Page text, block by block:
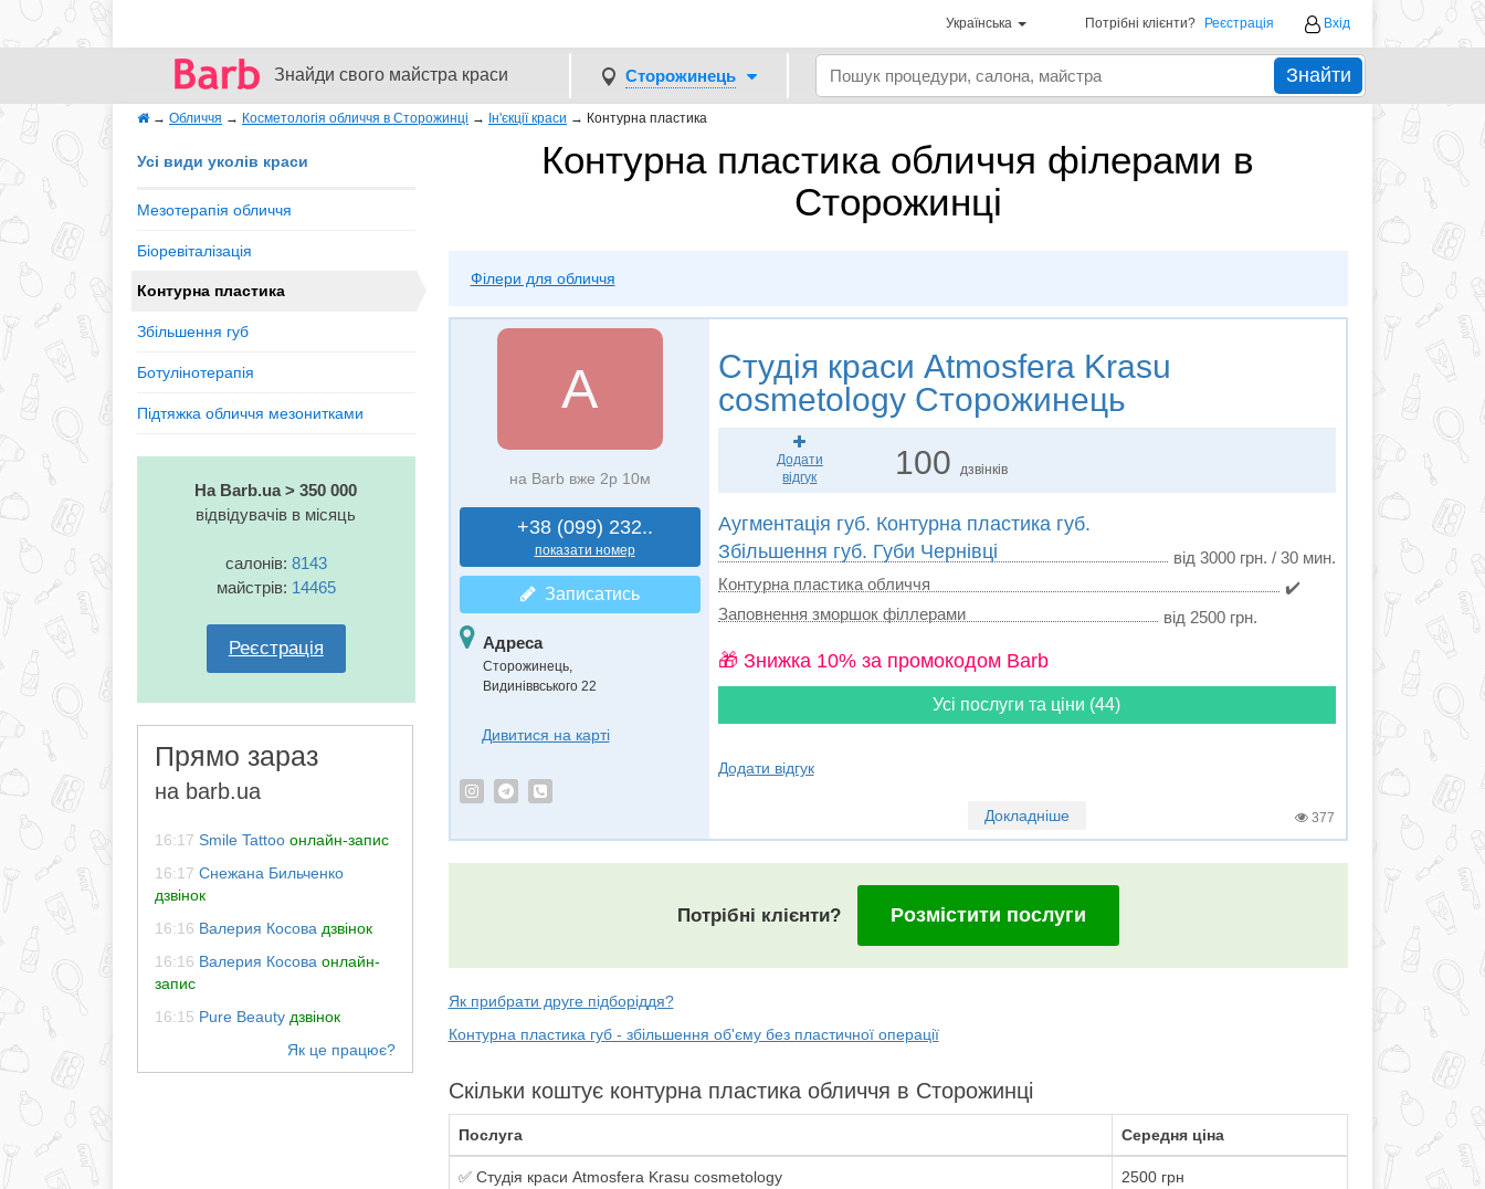
Українська Потрібні клієнти? Реєстрація Вхід
Знайди свого майстра краси Сторожинець Знайти
→ Обличчя → Косметологія обличчя в Сторожинці → Ін'єкції краси → Контурна пластика
Контурна пластика обличчя філерами в
Сторожинці
Філери для обличчя
Усі види уколів краси
Мезотерапія обличчя
Біоревіталізація
Контурна пластика
Збільшення губ
Ботулінотерапія
Підтяжка обличчя мезонитками
На Barb.ua > 350 000
відвідувачів в місяць
салонів: 8143
майстрів: 14465
Реєстрація
Прямо зараз
на barb.ua
16:17 Smile Tattoo онлайн-запис
16:17 Снежана Бильченко
дзвінок
16:16 Валерия Косова дзвінок
16:16 Валерия Косова онлайн-
запис
16:15 Pure Beauty дзвінок
A
на Barb вже 2р 10м
+38 (099) 232..
показати номер
Записатись
Адреса
Сторожинець,
Видиніввського 22
Дивитися на карті
Студія краси Atmosfera Krasu
cosmetology Сторожинець
Додати
відгук
100 дзвінків
Аугментація губ. Контурна пластика губ.
Збільшення губ. Губи Чернівці
від 3000 грн. / 30 мин.
Контурна пластика обличчя
✔️
Заповнення зморшок філлерами
від 2500 грн.
🎁 Знижка 10% за промокодом Barb
Усі послуги та ціни (44)
Додати відгук
Докладніше 377
Потрібні клієнти? Розмістити послуги
Як прибрати друге підборіддя?
Контурна пластика губ - збільшення об'єму без пластичної операції
Скільки коштує контурна пластика обличчя в Сторожинці
Послуга Середня ціна
✅ Студія краси Atmosfera Krasu cosmetology 2500 грн